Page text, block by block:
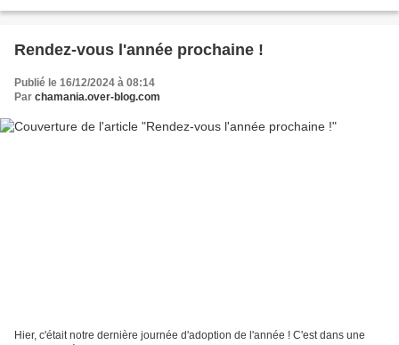
Rendez-vous l'année prochaine !
Publié le 16/12/2024 à 08:14
Par chamania.over-blog.com
Hier, c'était notre dernière journée d'adoption de l'année ! C'est dans une